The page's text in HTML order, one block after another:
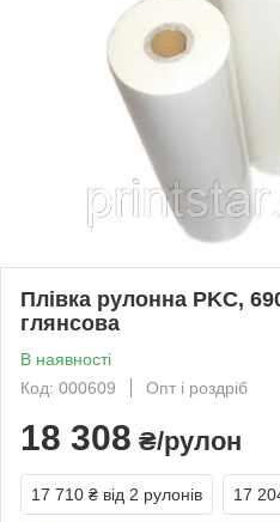
Плівка рулонна PKC,
глянсова
В наявності
Код: 000609
Опт і роздріб
18 308 ₴/рулон
17 710 ₴ від 2 рулонів 17